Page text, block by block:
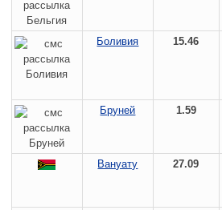
Боливия 15.46
Бруней 1.59
Вануату 27.09